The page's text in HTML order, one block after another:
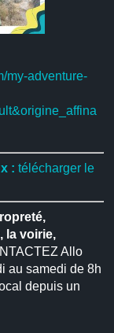
my-adventure-
: télécharger le
la voirie,
Allo
au samedi de 8h
depuis un